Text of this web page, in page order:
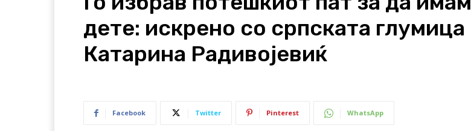
дете: искрено со српската глумица
Катарина Радивојевиќ
Facebook Twitter Pinterest WhatsApp